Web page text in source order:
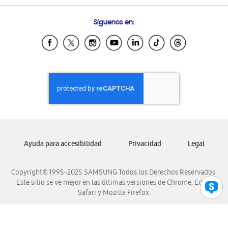
Samsung Ecuador
Samsung El Salvador
Samsung Honduras
Samsung Nicaragua
Samsung Panamá
Samsung Venezuela
Síguenos en:
Copyright© 1995-2025 SAMSUNG Todos los Derechos Reservados.
Este sitio se ve mejor en las últimas versiones de Chrome, Edge,
Safari y Mozilla Firefox.
Ayuda para accesibilidad Privacidad Legal